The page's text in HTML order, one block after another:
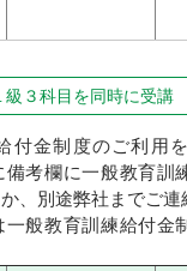
級３科目を同時に受講
付金制度のご利用
考欄に一般教育訓
、別途弊社までご連
般教育訓練給付金